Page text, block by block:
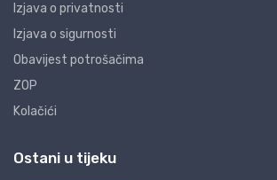
Izjava o privatnosti
Izjava o sigurnosti
Obavijest potrošačima
ZOP
Kolačići
Ostani u tijeku